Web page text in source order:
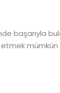
başarıyla
mümkün